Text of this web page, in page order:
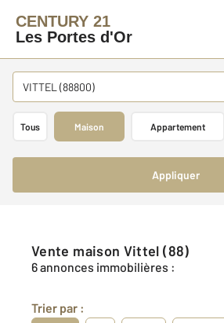
CENTURY 21
Les Portes d'Or
VITTEL (88800)
Tous Maison Appartement
Appliquer
Vente maison Vittel (88)
6 annonces immobilières :
Trier par :